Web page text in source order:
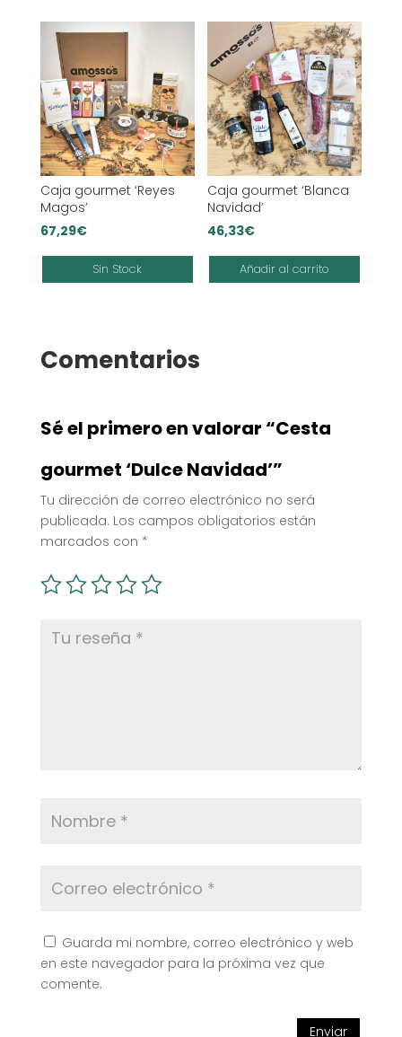
Caja gourmet ‘Reyes
Magos’
67,29€
Sin Stock
Caja gourmet ‘Blanca
Navidad’
46,33€
Añadir al carrito
Comentarios
Sé el primero en valorar “Cesta
gourmet ‘Dulce Navidad’”
Tu dirección de correo electrónico no será
publicada. Los campos obligatorios están
marcados con *
Guarda mi nombre, correo electrónico y web
en este navegador para la próxima vez que
comente.
Enviar